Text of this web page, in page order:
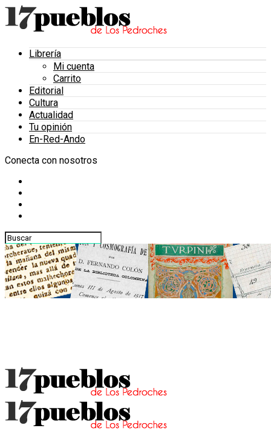
Librería
Mi cuenta
Carrito
Editorial
Cultura
Actualidad
Tu opinión
En-Red-Ando
Conecta con nosotros